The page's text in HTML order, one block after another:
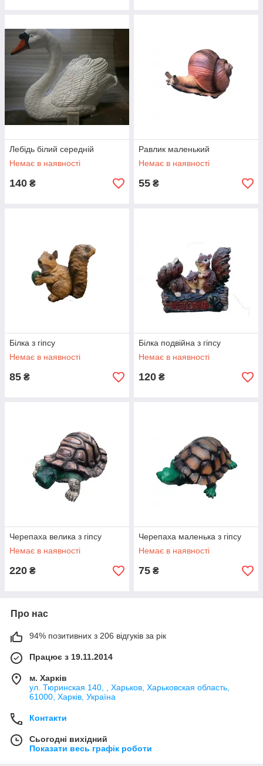
Лебідь білий середній
Немає в наявності
140 ₴
Равлик маленький
Немає в наявності
55 ₴
Білка з гіпсу
Немає в наявності
85 ₴
Білка подвійна з гіпсу
Немає в наявності
120 ₴
Черепаха велика з гіпсу
Немає в наявності
220 ₴
Черепаха маленька з гіпсу
Немає в наявності
75 ₴
Про нас
94% позитивних з 206 відгуків за рік
Працює з 19.11.2014
м. Харків
ул. Тюринская 140, , Харьков, Харьковская область,
61000, Харків, Україна
Контакти
Сьогодні вихідний
Показати весь графік роботи